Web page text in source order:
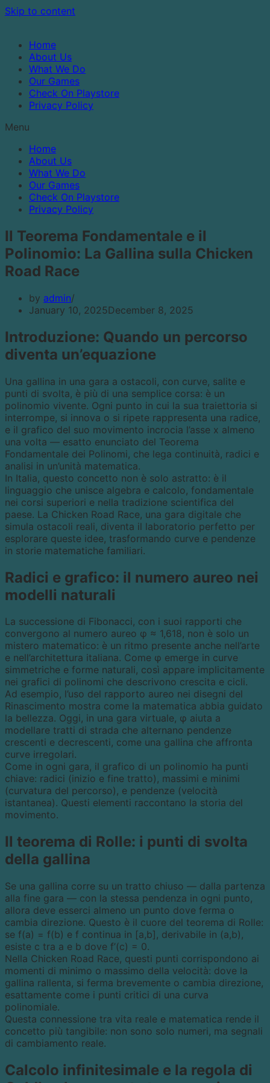
Skip to content
Home
About Us
What We Do
Our Games
Check On Playstore
Privacy Policy
Menu
Home
About Us
What We Do
Our Games
Check On Playstore
Privacy Policy
Il Teorema Fondamentale e il
Polinomio: La Gallina sulla Chicken
Road Race
by admin
January 10, 2025December 8, 2025
Introduzione: Quando un percorso
diventa un’equazione
Una gallina in una gara a ostacoli, con curve, salite e
punti di svolta, è più di una semplice corsa: è un
polinomio vivente. Ogni punto in cui la sua traiettoria si
interrompe, si innova o si ripete rappresenta una radice,
e il grafico del suo movimento incrocia l’asse x almeno
una volta — esatto enunciato del Teorema
Fondamentale dei Polinomi, che lega continuità, radici e
analisi in un’unità matematica.
In Italia, questo concetto non è solo astratto: è il
linguaggio che unisce algebra e calcolo, fondamentale
nei corsi superiori e nella tradizione scientifica del
paese. La Chicken Road Race, una gara digitale che
simula ostacoli reali, diventa il laboratorio perfetto per
esplorare queste idee, trasformando curve e pendenze
in storie matematiche familiari.
Radici e grafico: il numero aureo nei
modelli naturali
La successione di Fibonacci, con i suoi rapporti che
convergono al numero aureo φ ≈ 1,618, non è solo un
mistero matematico: è un ritmo presente anche nell’arte
e nell’architettura italiana. Come φ emerge in curve
simmetriche e forme naturali, così appare implicitamente
nei grafici di polinomi che descrivono crescita e cicli.
Ad esempio, l’uso del rapporto aureo nei disegni del
Rinascimento mostra come la matematica abbia guidato
la bellezza. Oggi, in una gara virtuale, φ aiuta a
modellare tratti di strada che alternano pendenze
crescenti e decrescenti, come una gallina che affronta
curve irregolari.
Come in ogni gara, il grafico di un polinomio ha punti
chiave: radici (inizio e fine tratto), massimi e minimi
(curvatura del percorso), e pendenze (velocità
istantanea). Questi elementi raccontano la storia del
movimento.
Il teorema di Rolle: i punti di svolta
della gallina
Se una gallina corre su un tratto chiuso — dalla partenza
alla fine gara — con la stessa pendenza in ogni punto,
allora deve esserci almeno un punto dove ferma o
cambia direzione. Questo è il cuore del teorema di Rolle:
se f(a) = f(b) e f continua in [a,b], derivabile in (a,b),
esiste c tra a e b dove f’(c) = 0.
Nella Chicken Road Race, questi punti corrispondono ai
momenti di minimo o massimo della velocità: dove la
gallina rallenta, si ferma brevemente o cambia direzione,
esattamente come i punti critici di una curva
polinomiale.
Questa connessione tra vita reale e matematica rende il
concetto più tangibile: non sono solo numeri, ma segnali
di cambiamento reale.
Calcolo infinitesimale e la regola di